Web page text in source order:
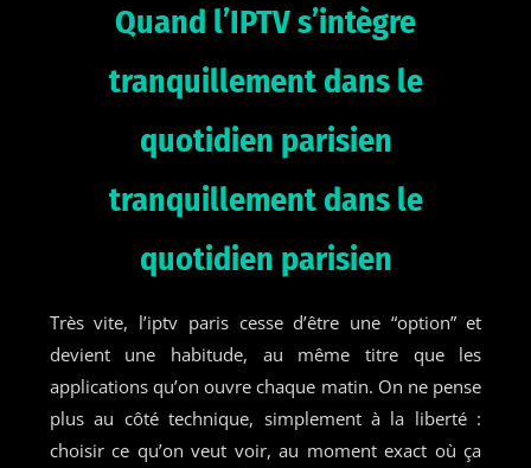
Quand l’IPTV s’intègre
tranquillement dans le
quotidien parisien
tranquillement dans le
quotidien parisien
Très vite, l’iptv paris cesse d’être une “option” et
devient une habitude, au même titre que les
applications qu’on ouvre chaque matin. On ne pense
plus au côté technique, simplement à la liberté :
choisir ce qu’on veut voir, au moment exact où ça